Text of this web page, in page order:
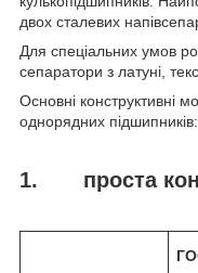
двох сталевих
Для спеціальних умов
сепаратори з латуні,
Основні конструктивні
однорядних підшипників:
1. проста